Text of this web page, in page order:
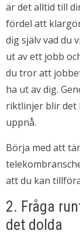
är det alltid till
fördel att
dig själv vad du
ut av ett jobb
du tror att
ha ut av dig.
riktlinjer blir det
uppnå.
Börja med att
att du kan
2. Fråga
det dolda